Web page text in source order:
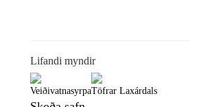
Lifandi myndir
VeiðivatnasyrpaTöfrar Laxárdals